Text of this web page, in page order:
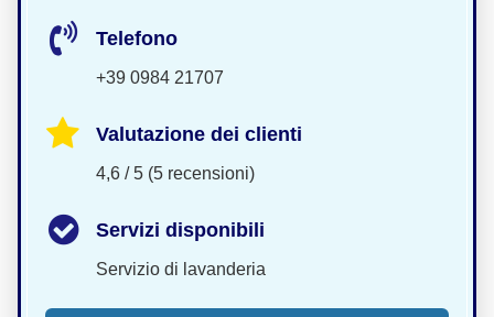
Telefono
+39 0984 21707
Valutazione dei clienti
4,6 / 5 (5 recensioni)
Servizi disponibili
Servizio di lavanderia